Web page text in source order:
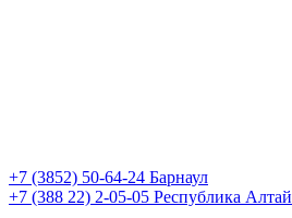
+7 (3852) 50-64-24 Барнаул
+7 (388 22) 2-05-05 Республика Алтай